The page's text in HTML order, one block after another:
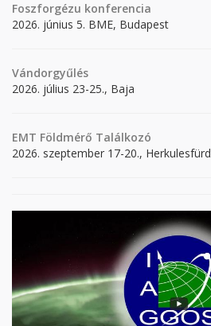
Foszforgézu konferencia
2026. június 5. BME, Budapest
Vándorgyűlés
2026. július 23-25., Baja
EMT Földmérő Találkozó
2026. szeptember 17-20.,